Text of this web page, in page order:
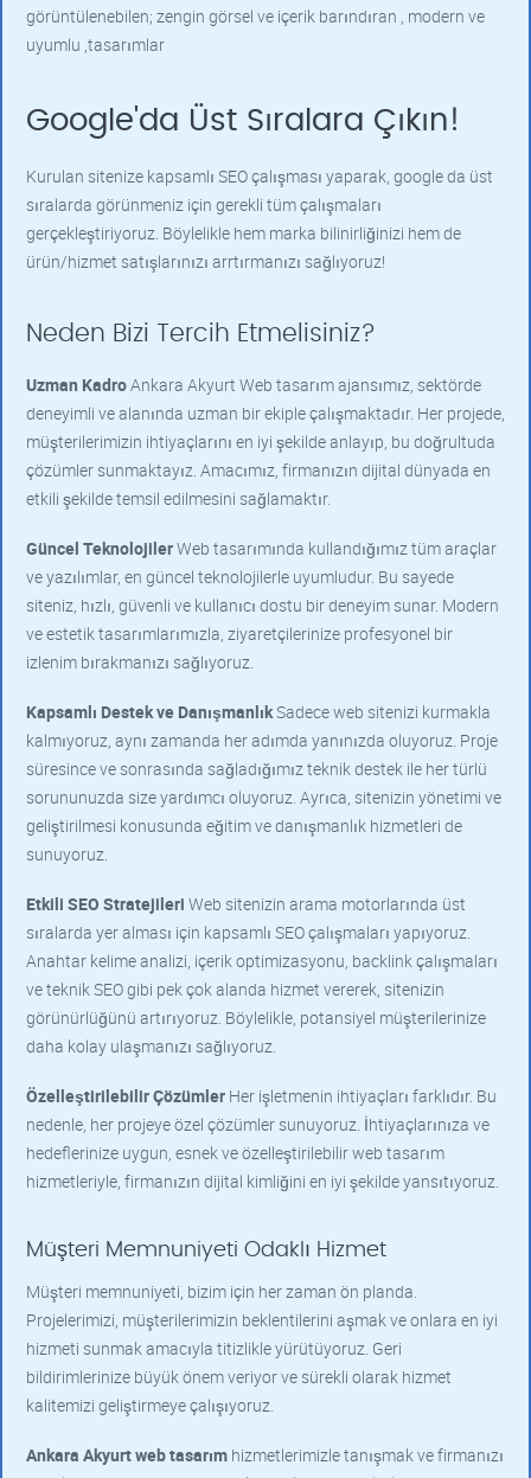
görüntülenebilen; zengin görsel ve içerik barındıran , modern ve
uyumlu ,tasarımlar
Google'da Üst Sıralara Çıkın!
Kurulan sitenize kapsamlı SEO çalışması yaparak, google da üst
sıralarda görünmeniz için gerekli tüm çalışmaları
gerçekleştiriyoruz. Böylelikle hem marka bilinirliğinizi hem de
ürün/hizmet satışlarınızı arrtırmanızı sağlıyoruz!
Neden Bizi Tercih Etmelisiniz?
Uzman KadroAnkara Akyurt Web tasarım ajansımız, sektörde
deneyimli ve alanında uzman bir ekiple çalışmaktadır. Her projede,
müşterilerimizin ihtiyaçlarını en iyi şekilde anlayıp, bu doğrultuda
çözümler sunmaktayız. Amacımız, firmanızın dijital dünyada en
etkili şekilde temsil edilmesini sağlamaktır.
Güncel TeknolojilerWeb tasarımında kullandığımız tüm araçlar
ve yazılımlar, en güncel teknolojilerle uyumludur. Bu sayede
siteniz, hızlı, güvenli ve kullanıcı dostu bir deneyim sunar. Modern
ve estetik tasarımlarımızla, ziyaretçilerinize profesyonel bir
izlenim bırakmanızı sağlıyoruz.
Kapsamlı Destek ve DanışmanlıkSadece web sitenizi kurmakla
kalmıyoruz, aynı zamanda her adımda yanınızda oluyoruz. Proje
süresince ve sonrasında sağladığımız teknik destek ile her türlü
sorununuzda size yardımcı oluyoruz. Ayrıca, sitenizin yönetimi ve
geliştirilmesi konusunda eğitim ve danışmanlık hizmetleri de
sunuyoruz.
Etkili SEO Stratejileri Web sitenizin arama motorlarında üst
sıralarda yer alması için kapsamlı SEO çalışmaları yapıyoruz.
Anahtar kelime analizi, içerik optimizasyonu, backlink çalışmaları
ve teknik SEO gibi pek çok alanda hizmet vererek, sitenizin
görünürlüğünü artırıyoruz. Böylelikle, potansiyel müşterilerinize
daha kolay ulaşmanızı sağlıyoruz.
Özelleştirilebilir Çözümler Her işletmenin ihtiyaçları farklıdır. Bu
nedenle, her projeye özel çözümler sunuyoruz. İhtiyaçlarınıza ve
hedeflerinize uygun, esnek ve özelleştirilebilir web tasarım
hizmetleriyle, firmanızın dijital kimliğini en iyi şekilde yansıtıyoruz.
Müşteri Memnuniyeti Odaklı Hizmet
Müşteri memnuniyeti, bizim için her zaman ön planda.
Projelerimizi, müşterilerimizin beklentilerini aşmak ve onlara en iyi
hizmeti sunmak amacıyla titizlikle yürütüyoruz. Geri
bildirimlerinize büyük önem veriyor ve sürekli olarak hizmet
kalitemizi geliştirmeye çalışıyoruz.
Ankara Akyurt web tasarım hizmetlerimizle tanışmak ve firmanızı